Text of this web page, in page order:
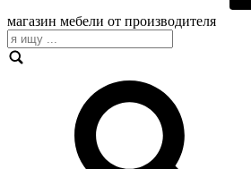
магазин мебели от производителя